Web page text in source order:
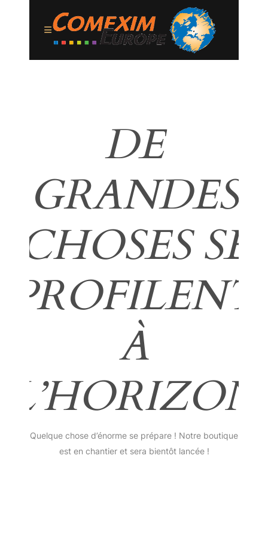
DE
GRANDES
CHOSES SE
PROFILENT
À
L’HORIZON
Quelque chose d’énorme se prépare ! Notre boutique
est en chantier et sera bientôt lancée !